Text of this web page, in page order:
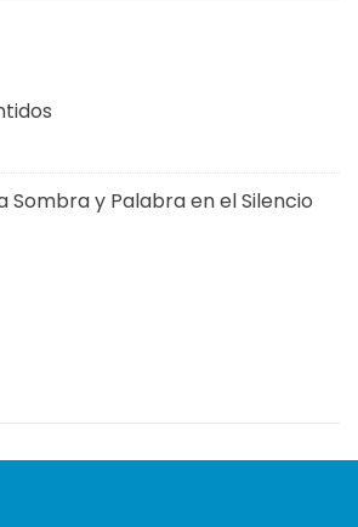
Sombra y Palabra en el Silencio